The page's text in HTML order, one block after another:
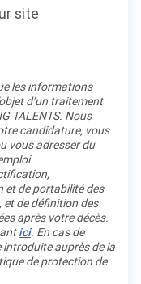
site
les informations
d’un traitement
TALENTS. Nous
candidature, vous
vous adresser du
et de portabilité des
et de définition des
après votre décès.
ici. En cas de
auprès de la
de protection de